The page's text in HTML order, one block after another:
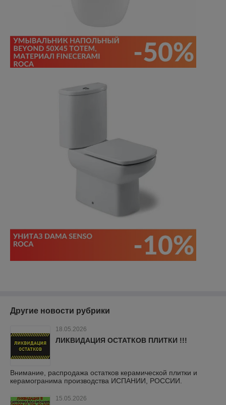
Другие новости рубрики
18.05.2026
ЛИКВИДАЦИЯ ОСТАТКОВ ПЛИТКИ !!!
Внимание, распродажа остатков керамической плитки и
керамогранима производства ИСПАНИИ, РОССИИ.
15.05.2026